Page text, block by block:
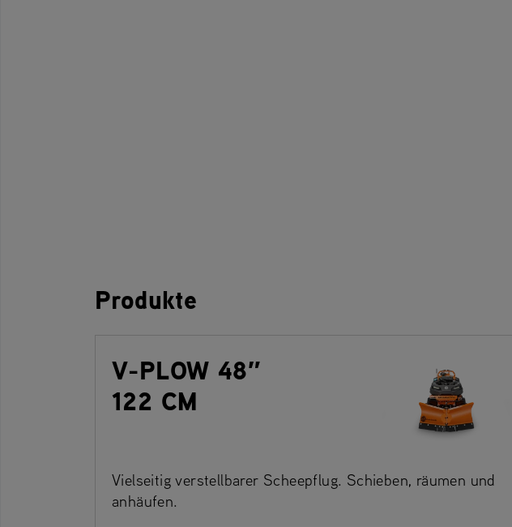
Produkte
V-PLOW 48″
122 CM
Vielseitig verstellbarer Scheepflug. Schieben, räumen und
anhäufen.